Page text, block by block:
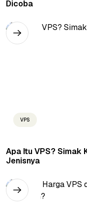
Dicoba
VPS
Apa Itu VPS? Simak
Jenisnya